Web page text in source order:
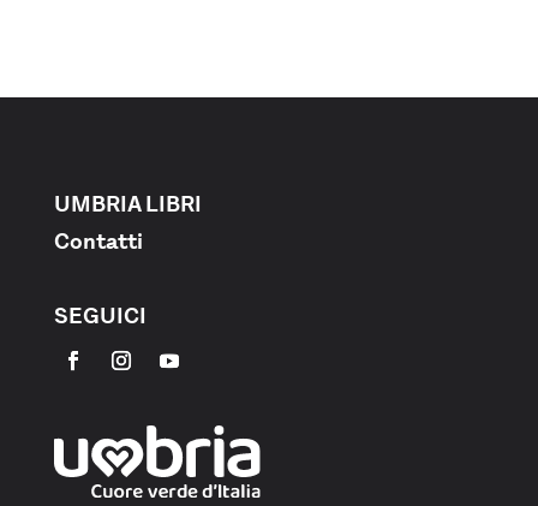
UMBRIA LIBRI
Contatti
SEGUICI